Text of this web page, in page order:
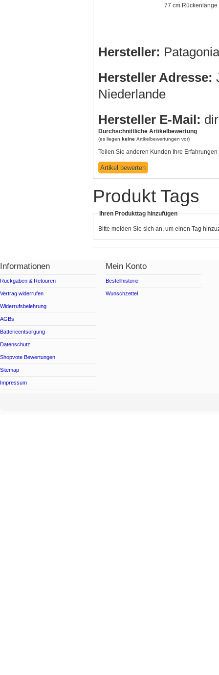
77 cm Rückenlänge
Hersteller:
Hersteller Adresse:
Niederlande
Hersteller E-Mail:
Durchschnittliche Artikelbewertung:
(es liegen keine Artikelbewertungen vor)
Teilen Sie anderen Kunden Ihre Erfahrungen
Produkt Tags
Ihren Produkttag hinzufügen
Bitte melden Sie sich an, um einen Tag
Informationen
Rückgaben & Retouren
Vertrag widerrufen
Widerrufsbelehrung
AGBs
Batterieentsorgung
Datenschutz
Shopvote Bewertungen
Sitemap
Impressum
Mein Konto
Bestellhistorie
Wunschzettel